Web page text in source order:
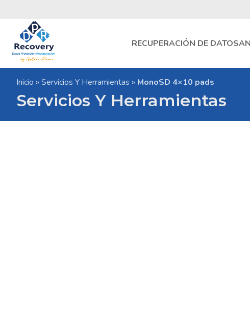
content
DPR
Recovery
Laboratorio
de
Recuperacion
RECUPERACIÓN DE DATOS
Inicio » Servicios Y Herramientas » MonoSD 4×10 pads
Servicios Y Herramientas